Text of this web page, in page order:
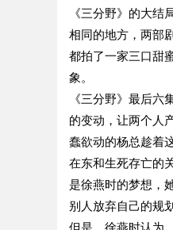
《三分野》的大
相同的地方，两部
都拍了一家三口甜
象。
《三分野》最后
的变动，让两个人
蠢欲动的杨总趁着
在东和生死存亡的
是徐燕时的梦想，
别人放弃自己的规
但是，徐燕时认为